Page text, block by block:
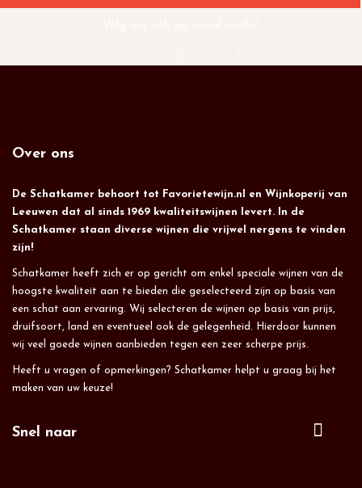
Over ons
De Schatkamer behoort tot Favorietewijn.nl en Wijnkoperij van
Leeuwen dat al sinds 1969 kwaliteitswijnen levert. In de
Schatkamer staan diverse wijnen die vrijwel nergens te vinden
zijn!
Schatkamer heeft zich er op gericht om enkel speciale wijnen van de
hoogste kwaliteit aan te bieden die geselecteerd zijn op basis van
een schat aan ervaring. Wij selecteren de wijnen op basis van prijs,
druifsoort, land en eventueel ook de gelegenheid. Hierdoor kunnen
wij veel goede wijnen aanbieden tegen een zeer scherpe prijs.
Heeft u vragen of opmerkingen? Schatkamer helpt u graag bij het
maken van uw keuze!
Snel naar